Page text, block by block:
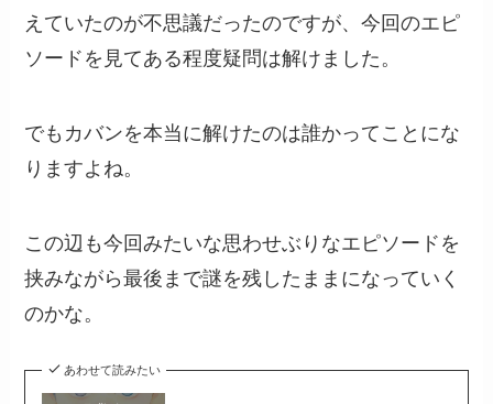
えていたのが不思議だったのですが、今回のエピ
ソードを見てある程度疑問は解けました。
でもカバンを本当に解けたのは誰かってことにな
りますよね。
この辺も今回みたいな思わせぶりなエピソードを
挟みながら最後まで謎を残したままになっていく
のかな。
あわせて読みたい